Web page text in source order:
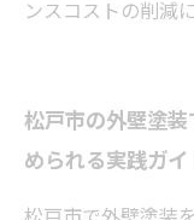
ンスコストの削減
松戸市の外壁塗
められる実践ガイ